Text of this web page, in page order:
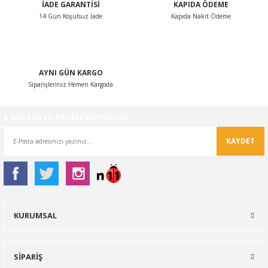
İADE GARANTİSİ
14 Gün Koşulsuz İade
KAPIDA ÖDEME
Kapıda Nakit Ödeme
AYNI GÜN KARGO
Siparişleriniz Hemen Kargoda
KAYDET
KURUMSAL
SİPARİŞ